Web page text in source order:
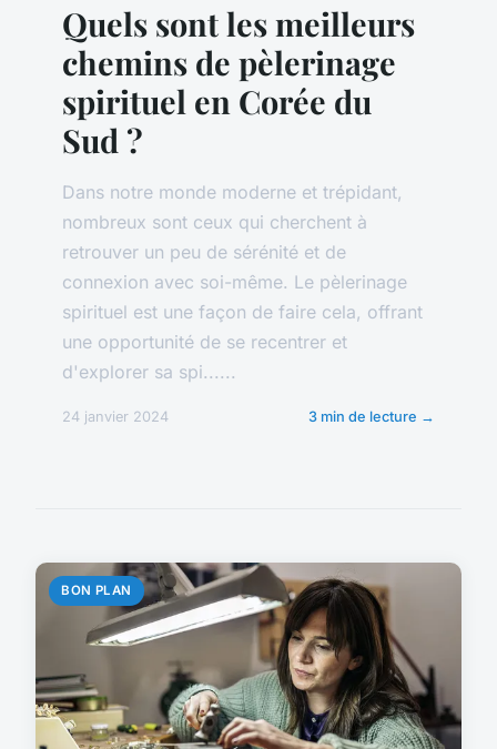
Quels sont les meilleurs
chemins de pèlerinage
spirituel en Corée du
Sud ?
Dans notre monde moderne et trépidant,
nombreux sont ceux qui cherchent à
retrouver un peu de sérénité et de
connexion avec soi-même. Le pèlerinage
spirituel est une façon de faire cela, offrant
une opportunité de se recentrer et
d'explorer sa spi......
24 janvier 2024 3 min de lecture →
BON PLAN